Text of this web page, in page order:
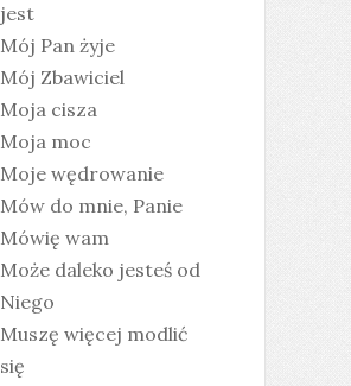
jest
Mój Pan żyje
Mój Zbawiciel
Moja cisza
Moja moc
Moje wędrowanie
Mów do mnie, Panie
Mówię wam
Może daleko jesteś od
Niego
Muszę więcej modlić
się